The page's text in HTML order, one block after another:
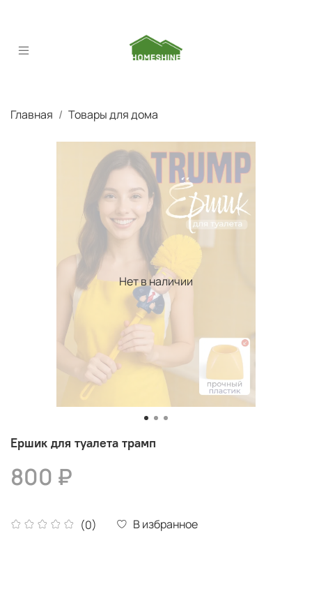
Главная Товары для дома
Нет в наличии
Ершик для туалета трамп
(0) В избранное
800 ₽